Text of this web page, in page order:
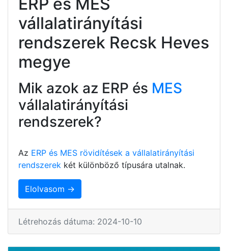
vállalatirányítási
rendszerek Recsk Heves
megye
Mik azok az ERP és MES
vállalatirányítási
rendszerek?
Az ERP és MES rövidítések a vállalatirányítási
rendszerek két különböző típusára utalnak.
Elolvasom →
Létrehozás dátuma: 2024-10-10